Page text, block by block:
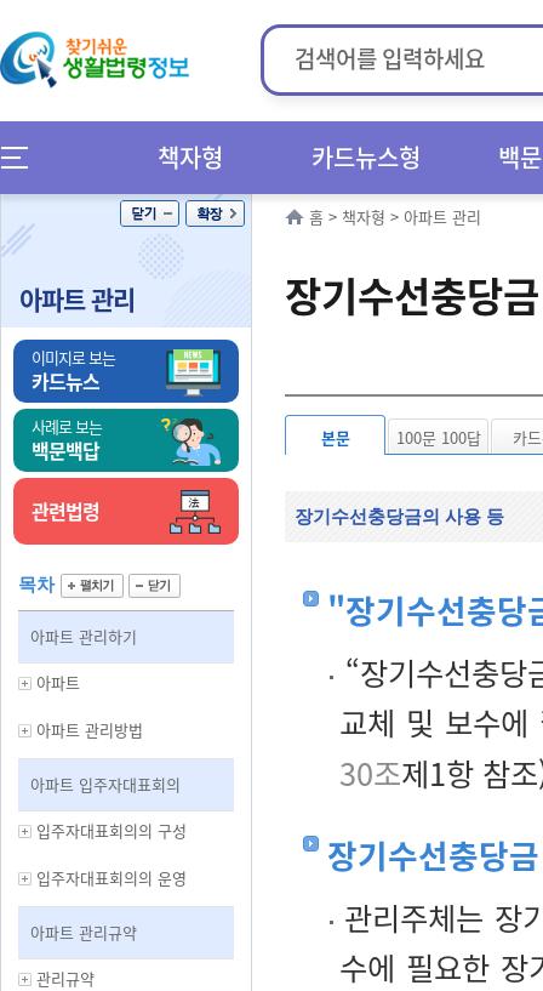
책자형 카드뉴스형 백
아파트 관리
이미지로 보는
카드뉴스
사례로 보는
백문백답
관련법령
목차
아파트 관리하기
아파트
아파트 관리방법
아파트 입주자대표회의
입주자대표회의의 구성
입주자대표회의의 운영
아파트 관리규약
관리규약
홈 > 책자형 > 아파트 관리
장기수선충당금
본문 100문 100답 카
장기수선충당금의 사용 등
"장기수선충당
“장기수선충
교체 및 보수에
30조제1항 참
장기수선충당
관리주체는 장
수에 필요한 장